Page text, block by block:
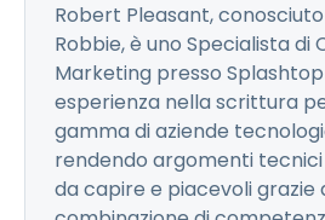
Robert Pleasant,
Robbie, è uno Specialista di
Marketing presso
esperienza nella scrittura
gamma di aziende
rendendo argomenti
da capire e piacevoli grazie